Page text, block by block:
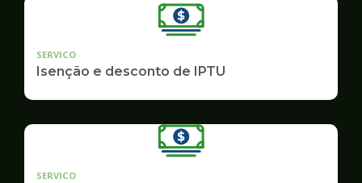
SERVICO
Isenção e desconto de IPTU
SERVICO